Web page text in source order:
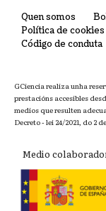
Quen somos
Política de cookies
Código de conduta
GCiencia realiza unha
prestacións accesibles
medios que resulten
Decreto - lei 24/2021, do 2
Medio